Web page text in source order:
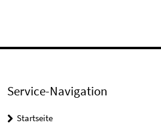
Service-Navigation
Startseite